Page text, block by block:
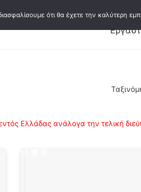
Εκδόσεις Κατάλογος
Ελλάδας ανάλογα την τελική
ότι θα έχετε την καλύτερη